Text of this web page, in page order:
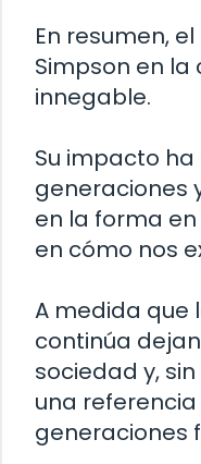
En resumen,
Simpson en
innegable.
Su impacto
generaciones
en la forma
en cómo nos
A medida que
continúa
sociedad y,
una
generaciones